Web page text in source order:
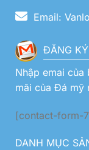
Email:
ĐĂNG
Nhập emai của
mãi của Đá mỹ
[contact-form-
DANH MỤC